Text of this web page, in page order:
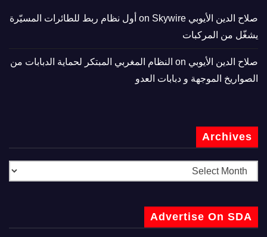
صلاح الدين الأيوبي
Skywire أول نظام ربط للطائرات المسيّرة
يشغّل من المركبات
صلاح الدين الأيوبي
النظام المغربي المبتكر لحماية الدبابات من
الصواريخ الموجهة و دبابات العدو
Archives
Advertise On SDA